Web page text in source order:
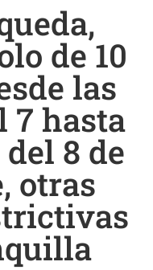
de 10
las
7 hasta
8 de
otras